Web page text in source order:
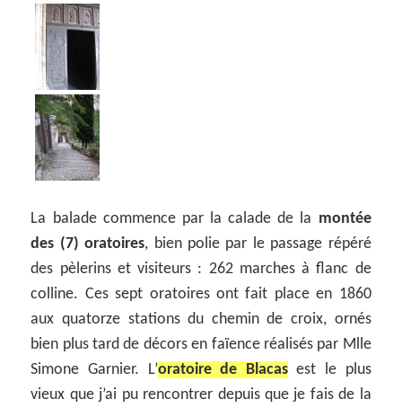
La balade commence par la calade de la montée
des (7) oratoires, bien polie par le passage répéré
des pèlerins et visiteurs : 262 marches à flanc de
colline. Ces sept oratoires ont fait place en 1860
aux quatorze stations du chemin de croix, ornés
bien plus tard de décors en faïence réalisés par Mlle
Simone Garnier. L’oratoire de Blacasest le plus
vieux que j’ai pu rencontrer depuis que je fais de la